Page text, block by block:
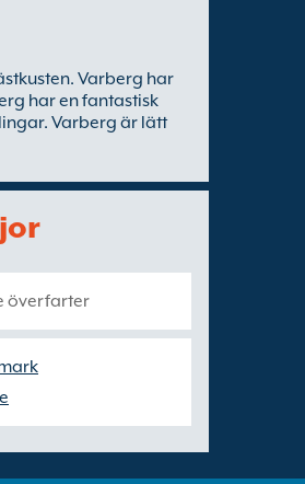
Varberg har
har en fantastisk
Varberg är lätt
överfarter